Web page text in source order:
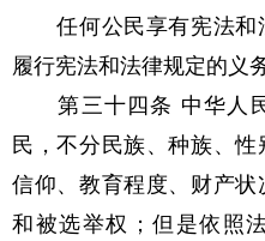
任何公民享有宪法和
履行宪法和法律规定的义
第三十四条 中华人民
民，不分民族、种族、
信仰、教育程度、财产
和被选举权；但是依照